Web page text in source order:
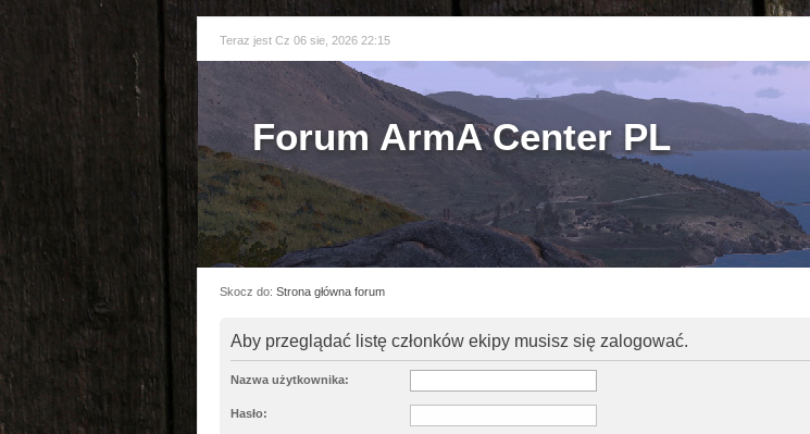
Teraz jest Cz 06 sie, 2026 22:15
Forum ArmA Center PL
Skocz do: Strona główna forum
Aby przeglądać listę członków ekipy musisz się zalogować.
Nazwa użytkownika:
Hasło: